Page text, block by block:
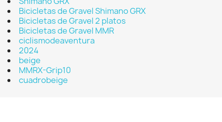
Bicicletas de Gravel Shimano GRX
Bicicletas de Gravel 2 platos
Bicicletas de Gravel MMR
ciclismodeaventura
2024
beige
MMRX-Grip10
cuadrobeige